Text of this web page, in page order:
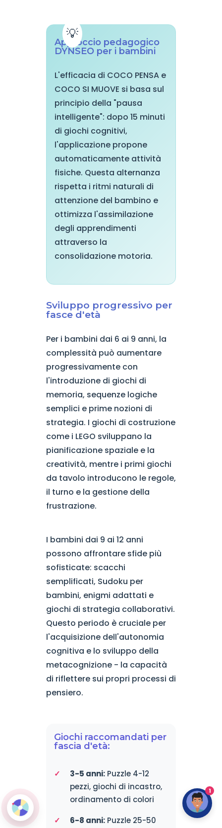
Approccio pedagogico
DYNSEO per i bambini
L'efficacia di COCO PENSA e
COCO SI MUOVE si basa sul
principio della "pausa
intelligente": dopo 15 minuti
di giochi cognitivi,
l'applicazione propone
automaticamente attività
fisiche. Questa alternanza
rispetta i ritmi naturali di
attenzione del bambino e
ottimizza l'assimilazione
degli apprendimenti
attraverso la
consolidazione motoria.
Sviluppo progressivo per
fasce d'età
Per i bambini dai 6 ai 9 anni, la
complessità può aumentare
progressivamente con
l'introduzione di giochi di
memoria, sequenze logiche
semplici e prime nozioni di
strategia. I giochi di costruzione
come i LEGO sviluppano la
pianificazione spaziale e la
creatività, mentre i primi giochi
da tavolo introducono le regole,
il turno e la gestione della
frustrazione.
I bambini dai 9 ai 12 anni
possono affrontare sfide più
sofisticate: scacchi
semplificati, Sudoku per
bambini, enigmi adattati e
giochi di strategia collaborativi.
Questo periodo è cruciale per
l'acquisizione dell'autonomia
cognitiva e lo sviluppo della
metacognizione - la capacità
di riflettere sui propri processi di
pensiero.
Giochi raccomandati per
fascia d'età:
3-5 anni:Puzzle 4-12
pezzi, giochi di incastro,
ordinamento di colori
6-8 anni:Puzzle 25-50
1